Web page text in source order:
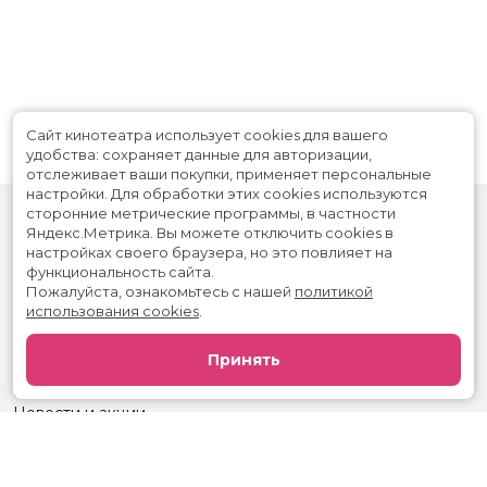
Скоро в кино
Вакансии
Новости и акции
Сайт кинотеатра использует cookies для вашего
удобства: сохраняет данные для авторизации,
отслеживает ваши покупки, применяет персональные
настройки. Для обработки этих cookies используются
сторонние метрические программы, в частности
Яндекс.Метрика. Вы можете отключить cookies в
настройках своего браузера, но это повлияет на
функциональность сайта.
Пожалуйста, ознакомьтесь с нашей политикой
использования cookies
Принять